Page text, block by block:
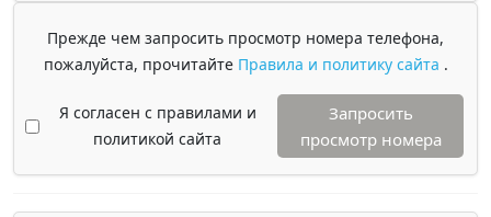
Прежде чем запросить просмотр номера телефона,
пожалуйста, прочитайте Правила и политику сайта .
Я согласен с правилами и
политикой сайта
Запросить
просмотр номера